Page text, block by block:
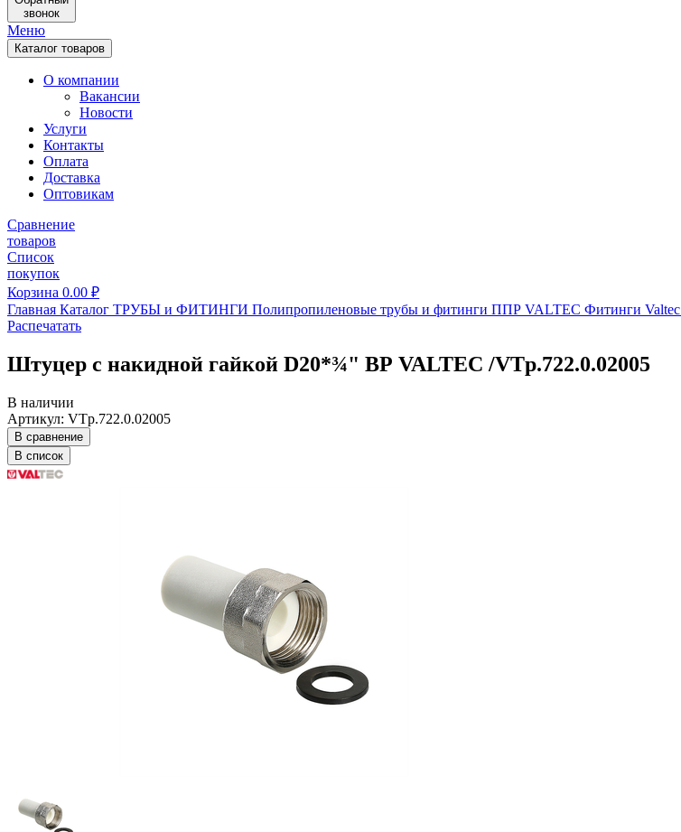
звонок
Меню
Каталог товаров
О компании
Вакансии
Новости
Услуги
Контакты
Оплата
Доставка
Оптовикам
Сравнение
товаров
Список
покупок
Корзина 0.00 ₽
Главная Каталог ТРУБЫ и ФИТИНГИ Полипропиленовые трубы и фитинги ППР VALTEC Фитинги Valtec
Распечатать
Штуцер с накидной гайкой D20*¾" ВР VALTEC /VTp.722.0.02005
В наличии
Артикул: VTp.722.0.02005
В сравнение
В список